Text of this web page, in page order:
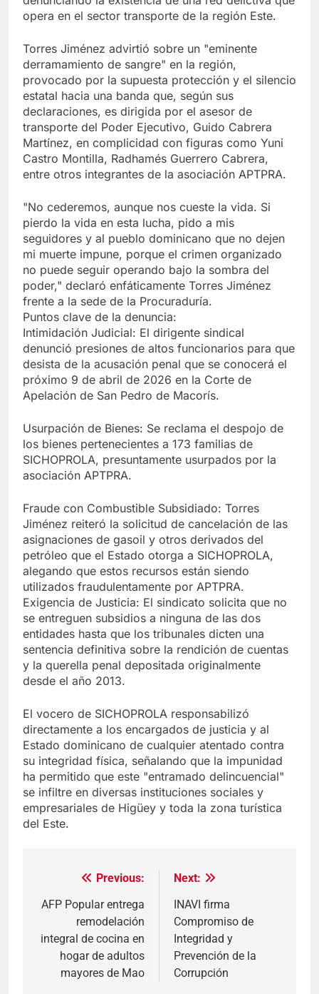
opera en el sector transporte de la región Este.
​Torres Jiménez advirtió sobre un "eminente
derramamiento de sangre" en la región,
provocado por la supuesta protección y el silencio
estatal hacia una banda que, según sus
declaraciones, es dirigida por el asesor de
transporte del Poder Ejecutivo, Guido Cabrera
Martínez, en complicidad con figuras como Yuni
Castro Montilla, Radhamés Guerrero Cabrera,
entre otros integrantes de la asociación APTPRA.
​"No cederemos, aunque nos cueste la vida. Si
pierdo la vida en esta lucha, pido a mis
seguidores y al pueblo dominicano que no dejen
mi muerte impune, porque el crimen organizado
no puede seguir operando bajo la sombra del
poder," declaró enfáticamente Torres Jiménez
frente a la sede de la Procuraduría.
​Puntos clave de la denuncia:
​Intimidación Judicial: El dirigente sindical
denunció presiones de altos funcionarios para que
desista de la acusación penal que se conocerá el
próximo 9 de abril de 2026 en la Corte de
Apelación de San Pedro de Macorís.
​Usurpación de Bienes: Se reclama el despojo de
los bienes pertenecientes a 173 familias de
SICHOPROLA, presuntamente usurpados por la
asociación APTPRA.
​Fraude con Combustible Subsidiado: Torres
Jiménez reiteró la solicitud de cancelación de las
asignaciones de gasoil y otros derivados del
petróleo que el Estado otorga a SICHOPROLA,
alegando que estos recursos están siendo
utilizados fraudulentamente por APTPRA.
​Exigencia de Justicia: El sindicato solicita que no
se entreguen subsidios a ninguna de las dos
entidades hasta que los tribunales dicten una
sentencia definitiva sobre la rendición de cuentas
y la querella penal depositada originalmente
desde el año 2013.
​El vocero de SICHOPROLA responsabilizó
directamente a los encargados de justicia y al
Estado dominicano de cualquier atentado contra
su integridad física, señalando que la impunidad
ha permitido que este "entramado delincuencial"
se infiltre en diversas instituciones sociales y
empresariales de Higüey y toda la zona turística
del Este.
Navegación
de
entradas
Previous:
AFP Popular entrega
remodelación
integral de cocina en
hogar de adultos
mayores de Mao
Next:
INAVI firma
Compromiso de
Integridad y
Prevención de la
Corrupción